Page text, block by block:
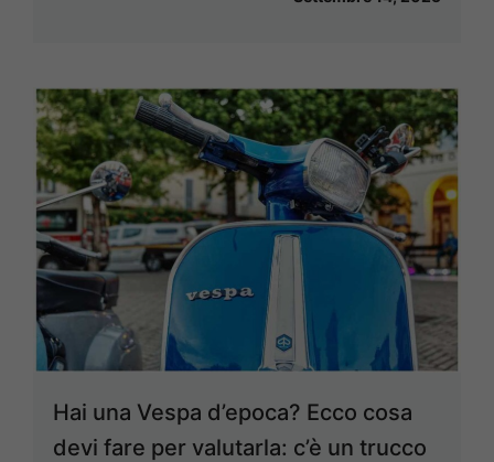
Hai una Vespa d’epoca? Ecco cosa
devi fare per valutarla: c’è un trucco